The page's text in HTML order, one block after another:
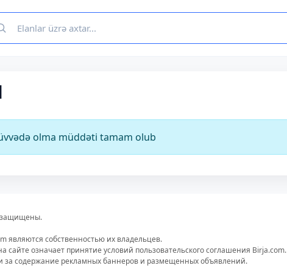
olma müddəti tamam olub
защищены.
являются собственностью их владельцев.
означает принятие условий пользовательского соглашения Birja.com.
за содержание рекламных баннеров и размещенных объявлений.